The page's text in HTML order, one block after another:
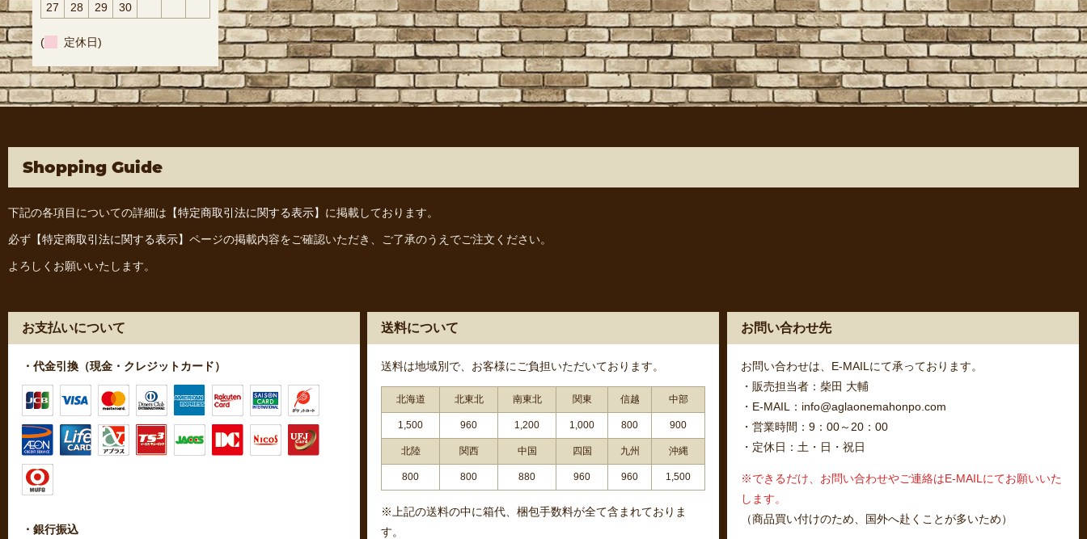
27
28 29 30
( 定休日)
Shopping Guide
下記の各項目についての詳細は 【特定商取引法に関する表示】 に掲載しております。
必ず 【特定商取引法に関する表示】 ページの掲載内容をご確認いただき、ご了承のうえでご注文ください。
よろしくお願いいたします。
お支払いについて
・代金引換（現金・クレジットカード）
・銀行振込
送料について
送料は地域別で、お客様にご負担いただいております。
北海道 北東北 南東北 関東 信越 中部
1,500 960 1,200 1,000 800 900
北陸 関西 中国 四国 九州 沖縄
800 800 880 960 960 1,500
※上記の送料の中に箱代、梱包手数料が全て含まれておりま
す。
お問い合わせ先
お問い合わせは、E-MAILにて承っております。
・販売担当者：柴田 大輔
・E-MAIL：info@aglaonemahonpo.com
・営業時間：9：00～20：00
・定休日：土・日・祝日
※できるだけ、お問い合わせやご連絡はE-MAILにてお願いいた
します。
（商品買い付けのため、国外へ赴くことが多いため）